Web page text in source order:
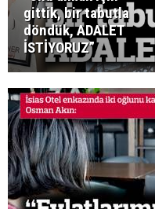
gittik, bir tabutla
döndük, ADALET
İSTİYORUZ”